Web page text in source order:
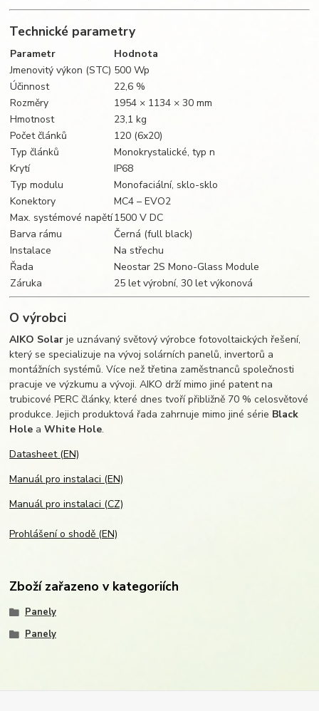
Technické parametry
Parametr
Hodnota
Jmenovitý výkon (STC) 500 Wp
Účinnost
22,6 %
Rozměry
1954 × 1134 × 30 mm
Hmotnost
23,1 kg
Počet článků
120 (6x20)
Typ článků
Monokrystalické, typ n
Krytí
IP68
Typ modulu
Monofaciální, sklo-sklo
Konektory
MC4 – EVO2
Max. systémové napětí1500 V DC
Barva rámu
Černá (full black)
Instalace
Na střechu
Řada
Neostar 2S Mono-Glass Module
Záruka
25 let výrobní, 30 let výkonová
O výrobci
AIKO Solar je uznávaný světový výrobce fotovoltaických řešení,
který se specializuje na vývoj solárních panelů, invertorů a
montážních systémů. Více než třetina zaměstnanců společnosti
pracuje ve výzkumu a vývoji. AIKO drží mimo jiné patent na
trubicové PERC články, které dnes tvoří přibližně 70 % celosvětové
produkce. Jejich produktová řada zahrnuje mimo jiné série Black
Hole aWhite Hole.
Datasheet (EN)
Manuál pro instalaci (EN)
Manuál pro instalaci (CZ)
Prohlášení o shodě (EN)
Zboží zařazeno v kategoriích
Panely
Panely